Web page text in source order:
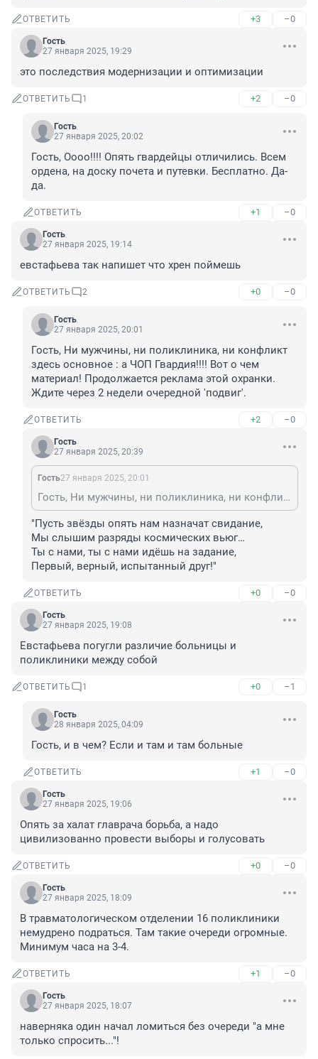
ОТВЕТИТЬ +3 –0
Гость
27 января 2025, 19:29
это последствия модернизации и оптимизации
ОТВЕТИТЬ 1 +2 –0
Гость
27 января 2025, 20:02
Гость, Оооо!!!! Опять гвардейцы отличились. Всем
ордена, на доску почета и путевки. Бесплатно. Да-
да.
ОТВЕТИТЬ +1 –0
Гость
27 января 2025, 19:14
евстафьева так напишет что хрен поймешь
ОТВЕТИТЬ 2 +0 –0
Гость
27 января 2025, 20:01
Гость, Ни мужчины, ни поликлиника, ни конфликт
здесь основное : а ЧОП Гвардия!!!! Вот о чем
материал! Продолжается реклама этой охранки.
Ждите через 2 недели очередной 'подвиг'.
ОТВЕТИТЬ +2 –0
Гость
27 января 2025, 20:39
Гость27 января 2025, 20:01
Гость, Ни мужчины, ни поликлиника, ни конфликт здесь основное : а ЧОП Гвардия!!!! Вот о чем материал! Продолжается реклама этой охранки. Ждите через 2 недели очередной 'подвиг'.
"Пусть звёзды опять нам назначат свидание,
Мы слышим разряды космических вьюг…
Ты с нами, ты с нами идёшь на задание,
Первый, верный, испытанный друг!"
ОТВЕТИТЬ +0 –0
Гость
27 января 2025, 19:08
Евстафьева погугли различие больницы и
поликлиники между собой
ОТВЕТИТЬ 1 +0 –1
Гость
28 января 2025, 04:09
Гость, и в чем? Если и там и там больные
ОТВЕТИТЬ +1 –0
Гость
27 января 2025, 19:06
Опять за халат главрача борьба, а надо
цивилизованно провести выборы и голусовать
ОТВЕТИТЬ +0 –0
Гость
27 января 2025, 18:09
В травматологическом отделении 16 поликлиники
немудрено подраться. Там такие очереди огромные.
Минимум часа на 3-4.
ОТВЕТИТЬ +1 –0
Гость
27 января 2025, 18:07
наверняка один начал ломиться без очереди "а мне
только спросить..."!